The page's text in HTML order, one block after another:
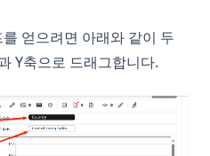
얻으려면 아래와 같이 두
Y축으로 드래그합니다.